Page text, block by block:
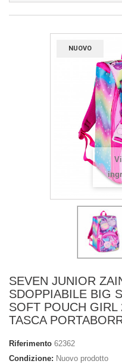
NUOVO
SEVEN JUNIOR
SDOPPIABILE BIG
SOFT POUCH GIRL
TASCA
Riferimento 62362
Condizione: Nuovo prodotto